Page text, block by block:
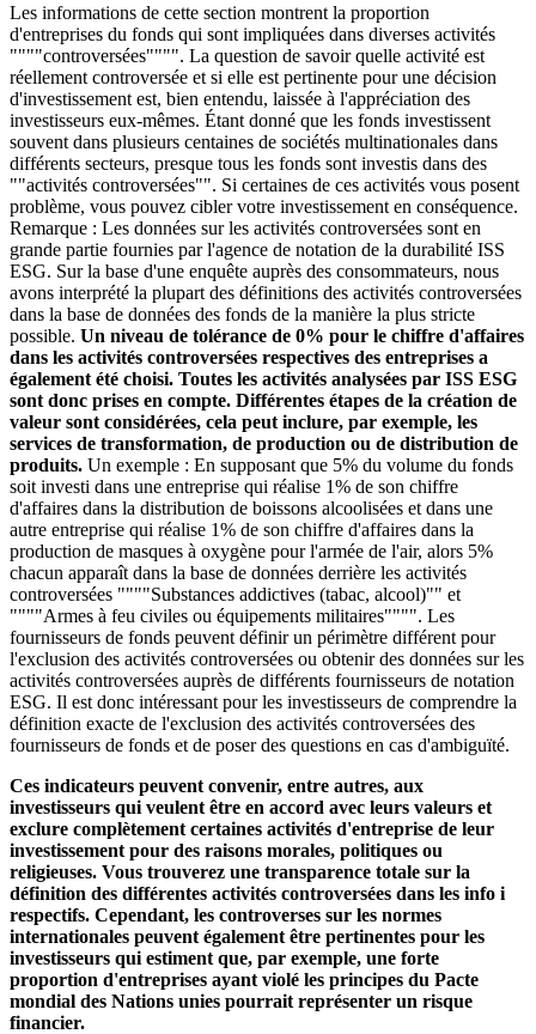
Les informations de cette section montrent la proportion
d'entreprises du fonds qui sont impliquées dans diverses activités
""""controversées"""". La question de savoir quelle activité est
réellement controversée et si elle est pertinente pour une décision
d'investissement est, bien entendu, laissée à l'appréciation des
investisseurs eux-mêmes. Étant donné que les fonds investissent
souvent dans plusieurs centaines de sociétés multinationales dans
différents secteurs, presque tous les fonds sont investis dans des
""activités controversées"". Si certaines de ces activités vous posent
problème, vous pouvez cibler votre investissement en conséquence.
Remarque : Les données sur les activités controversées sont en
grande partie fournies par l'agence de notation de la durabilité ISS
ESG. Sur la base d'une enquête auprès des consommateurs, nous
avons interprété la plupart des définitions des activités controversées
dans la base de données des fonds de la manière la plus stricte
possible. Un niveau de tolérance de 0% pour le chiffre d'affaires
dans les activités controversées respectives des entreprises a
également été choisi. Toutes les activités analysées par ISS ESG
sont donc prises en compte. Différentes étapes de la création de
valeur sont considérées, cela peut inclure, par exemple, les
services de transformation, de production ou de distribution de
produits. Un exemple : En supposant que 5% du volume du fonds
soit investi dans une entreprise qui réalise 1% de son chiffre
d'affaires dans la distribution de boissons alcoolisées et dans une
autre entreprise qui réalise 1% de son chiffre d'affaires dans la
production de masques à oxygène pour l'armée de l'air, alors 5%
chacun apparaît dans la base de données derrière les activités
controversées """"Substances addictives (tabac, alcool)"" et
""""Armes à feu civiles ou équipements militaires"""". Les
fournisseurs de fonds peuvent définir un périmètre différent pour
l'exclusion des activités controversées ou obtenir des données sur les
activités controversées auprès de différents fournisseurs de notation
ESG. Il est donc intéressant pour les investisseurs de comprendre la
définition exacte de l'exclusion des activités controversées des
fournisseurs de fonds et de poser des questions en cas d'ambiguïté.
Ces indicateurs peuvent convenir, entre autres, aux
investisseurs qui veulent être en accord avec leurs valeurs et
exclure complètement certaines activités d'entreprise de leur
investissement pour des raisons morales, politiques ou
religieuses. Vous trouverez une transparence totale sur la
définition des différentes activités controversées dans les info i
respectifs. Cependant, les controverses sur les normes
internationales peuvent également être pertinentes pour les
investisseurs qui estiment que, par exemple, une forte
proportion d'entreprises ayant violé les principes du Pacte
mondial des Nations unies pourrait représenter un risque
financier.